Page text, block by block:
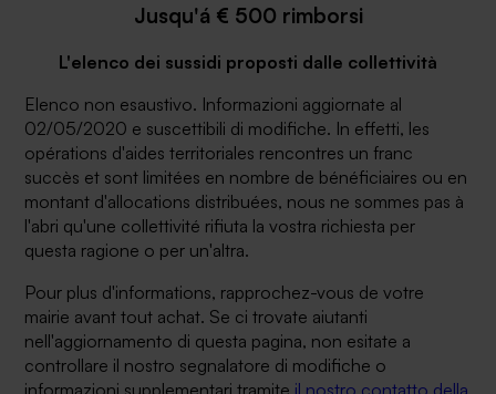
Jusqu'á € 500 rimborsi
L'elenco dei sussidi proposti dalle collettività
Elenco non esaustivo. Informazioni aggiornate al
02/05/2020 e suscettibili di modifiche. In effetti, les
opérations d'aides territoriales rencontres un franc
succès et sont limitées en nombre de bénéficiaires ou en
montant d'allocations distribuées, nous ne sommes pas à
l'abri qu'une collettivité rifiuta la vostra richiesta per
questa ragione o per un'altra.
Pour plus d'informations, rapprochez-vous de votre
mairie avant tout achat. Se ci trovate aiutanti
nell'aggiornamento di questa pagina, non esitate a
controllare il nostro segnalatore di modifiche o
informazioni supplementari tramite il nostro contatto della